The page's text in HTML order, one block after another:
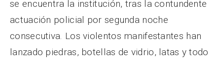
se encuentra la institución, tras la contundente
actuación policial por segunda noche
consecutiva. Los violentos manifestantes han
lanzado piedras, botellas de vidrio, latas y todo